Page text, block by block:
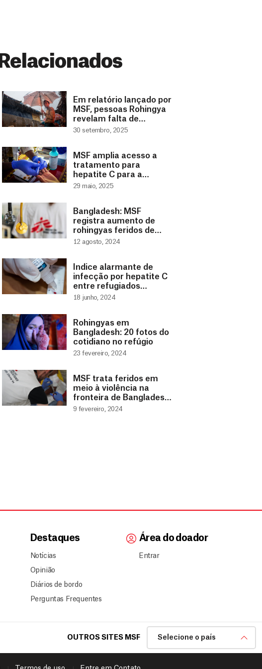
Relacionados
Em relatório lançado por
MSF, pessoas Rohingya
revelam falta de
perspectiva para o
30 setembro, 2025
MSF amplia acesso a
tratamento para
hepatite C para a
população Rohingya em
29 maio, 2025
Bangladesh: MSF
registra aumento de
rohingyas feridos de
guerra vindos de
12 agosto, 2024
Índice alarmante de
infecção por hepatite C
entre refugiados
Rohingya em Bangladesh
18 junho, 2024
Rohingyas em
Bangladesh: 20 fotos do
cotidiano no refúgio
23 fevereiro, 2024
MSF trata feridos em
meio à violência na
fronteira de Bangladesh
e Mianmar
9 fevereiro, 2024
Destaques
Notícias
Opinião
Diários de bordo
Perguntas Frequentes
Área do doador
Entrar
OUTROS SITES MSF Selecione o país